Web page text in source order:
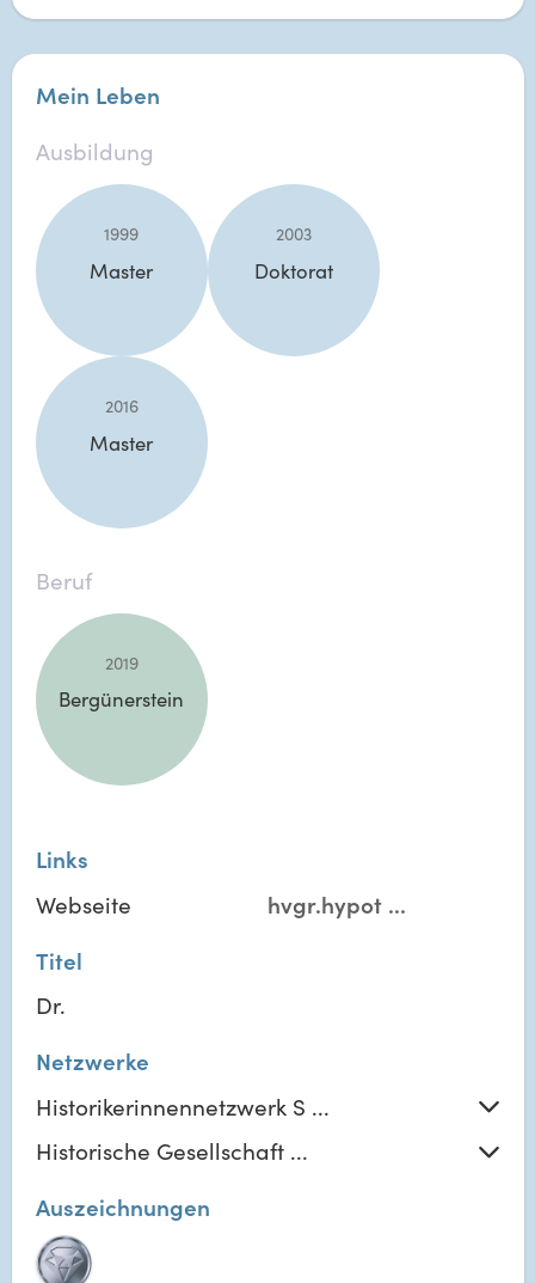
Mein Leben
Ausbildung
1999
Master
2003
Doktorat
2016
Master
Beruf
2019
Bergünerstein
Links
Webseite
hvgr.hypot ...
Titel
Dr.
Netzwerke
Historikerinnennetzwerk S ...
Historische Gesellschaft ...
Auszeichnungen